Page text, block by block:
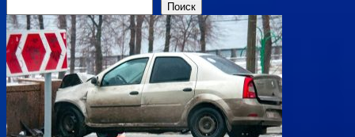
Поиск